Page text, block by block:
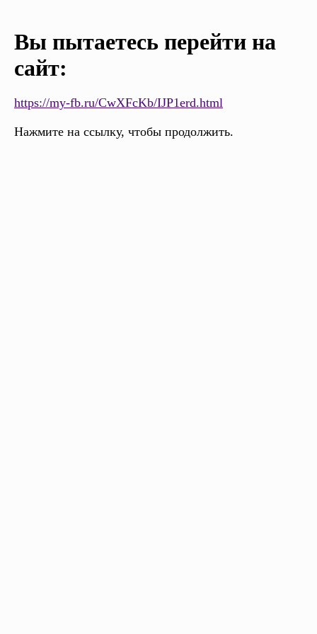
Вы пытаетесь перейти на
сайт:
https://my-fb.ru/CwXFcKb/IJP1erd.html
Нажмите на ссылку, чтобы продолжить.